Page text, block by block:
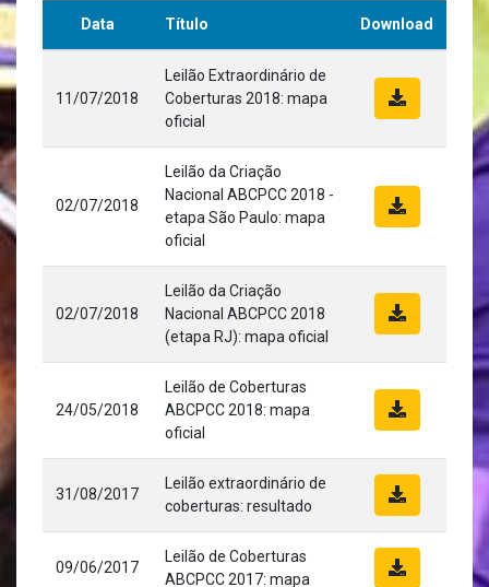
Data Título Download
11/07/2018
Leilão Extraordinário de
Coberturas 2018: mapa
oficial
02/07/2018
Leilão da Criação
Nacional ABCPCC 2018 -
etapa São Paulo: mapa
oficial
02/07/2018
Leilão da Criação
Nacional ABCPCC 2018
(etapa RJ): mapa oficial
24/05/2018
Leilão de Coberturas
ABCPCC 2018: mapa
oficial
31/08/2017
Leilão extraordinário de
coberturas: resultado
09/06/2017
Leilão de Coberturas
ABCPCC 2017: mapa